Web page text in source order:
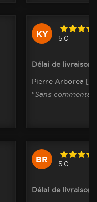
KY 5.0
Délai de livraison:
Pierre Arborea
"Sans
BR 5.0
Délai de livraison: